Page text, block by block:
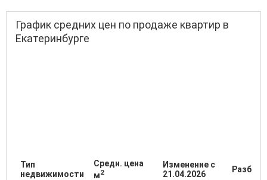
График средних цен по продаже квартир в
Екатеринбурге
Тип
недвижимости
Средн. цена
м2
Изменение с
21.04.2026